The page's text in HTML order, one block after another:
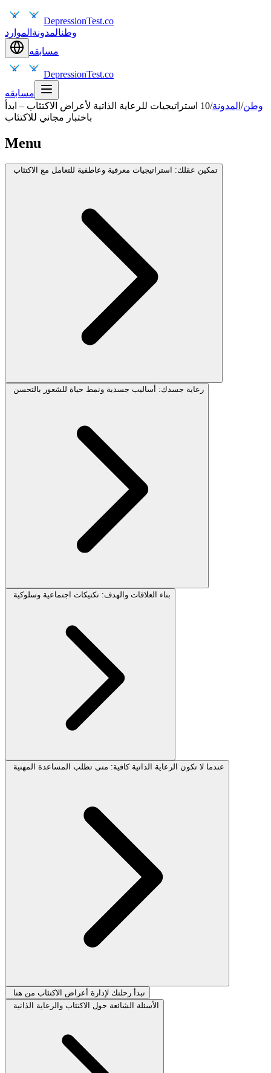
DepressionTest.co
وطنالمدونة الموارد
مسابقه
DepressionTest.co
مسابقه
وطن/ المدونة/
10 استراتيجيات للرعاية الذاتية لأعراض الاكتئاب – ابدأ
باختبار مجاني للاكتئاب
Menu
تمكين عقلك: استراتيجيات معرفية وعاطفية للتعامل مع الاكتئاب
رعاية جسدك: أساليب جسدية ونمط حياة للشعور بالتحسن
بناء العلاقات والهدف: تكتيكات اجتماعية وسلوكية
عندما لا تكون الرعاية الذاتية كافية: متى تطلب المساعدة المهنية
تبدأ رحلتك لإدارة أعراض الاكتئاب من هنا
الأسئلة الشائعة حول الاكتئاب والرعاية الذاتية